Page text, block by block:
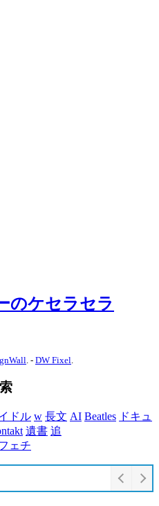
のケセラセラ
. - DW Fixel
ドル w 長文 AI Beatles ドキュ
遺書 追
ェチ